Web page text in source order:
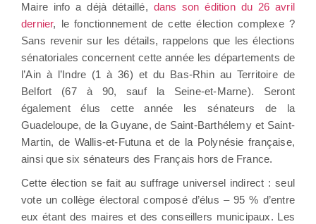
Maire info a déjà détaillé, dans son édition du 26 avril
dernier, le fonctionnement de cette élection complexe ?
Sans revenir sur les détails, rappelons que les élections
sénatoriales concernent cette année les départements de
l’Ain à l’Indre (1 à 36) et du Bas-Rhin au Territoire de
Belfort (67 à 90, sauf la Seine-et-Marne). Seront
également élus cette année les sénateurs de la
Guadeloupe, de la Guyane, de Saint-Barthélemy et Saint-
Martin, de Wallis-et-Futuna et de la Polynésie française,
ainsi que six sénateurs des Français hors de France.
Cette élection se fait au suffrage universel indirect : seul
vote un collège électoral composé d’élus – 95 % d’entre
eux étant des maires et des conseillers municipaux. Les